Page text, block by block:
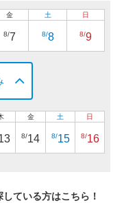
金
8/7
土
8/8
日
8/9
金
8/14
土
8/15
日
8/16
ている方はこちら！